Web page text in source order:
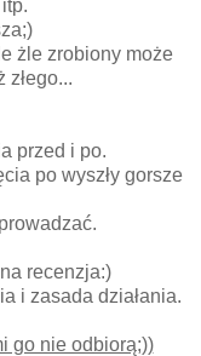
żle zrobiony może
przed i po.
po wyszły gorsze
recenzja:)
i zasada działania.
go nie odbiorą;))